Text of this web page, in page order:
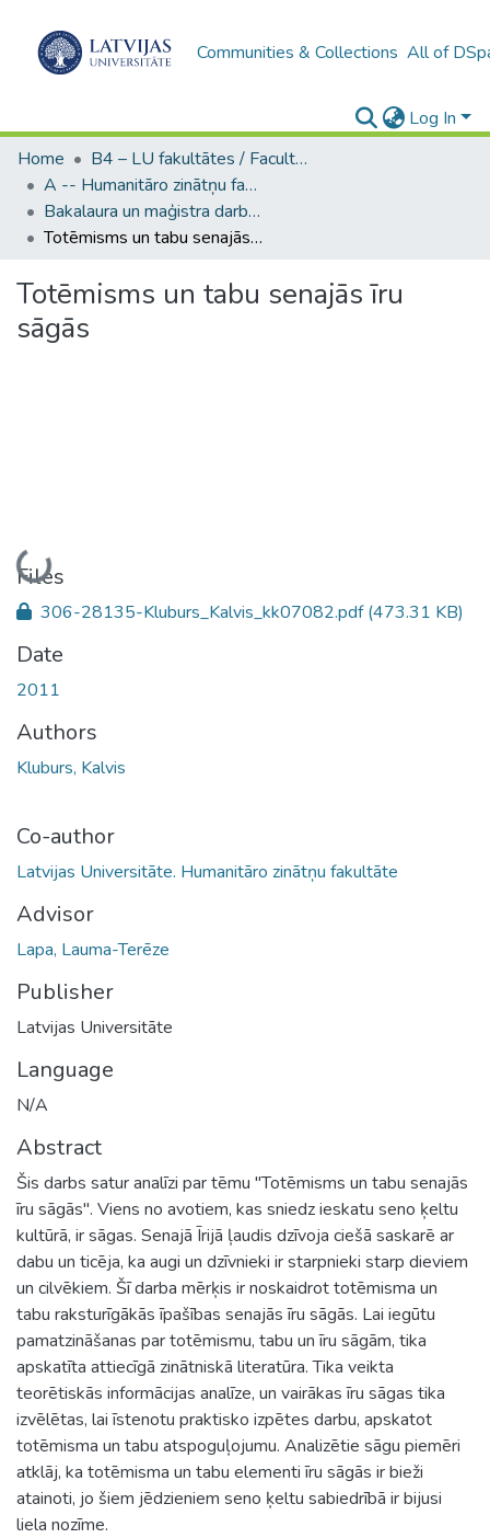
Communities & Collections All of
Log In
Home
B4 – LU fakultātes / Faculties of the UL
A -- Humanitāro zinātņu fakultāte / Faculty of Humanities
Bakalaura un maģistra darbi (HZF) / Bachelor's and Master's theses
Totēmisms un tabu senajās īru sāgās
Totēmisms un tabu senajās īru
sāgās
Loading...
Files
306-28135-Kluburs_Kalvis_kk07082.pdf(473.31 KB)
Date
2011
Authors
Kluburs, Kalvis
Co-author
Latvijas Universitāte. Humanitāro zinātņu fakultāte
Advisor
Lapa, Lauma-Terēze
Publisher
Latvijas Universitāte
Language
N/A
Abstract
Šis darbs satur analīzi par tēmu "Totēmisms un tabu senajās
īru sāgās". Viens no avotiem, kas sniedz ieskatu seno ķeltu
kultūrā, ir sāgas. Senajā Īrijā ļaudis dzīvoja ciešā saskarē ar
dabu un ticēja, ka augi un dzīvnieki ir starpnieki starp dieviem
un cilvēkiem. Šī darba mērķis ir noskaidrot totēmisma un
tabu raksturīgākās īpašības senajās īru sāgās. Lai iegūtu
pamatzināšanas par totēmismu, tabu un īru sāgām, tika
apskatīta attiecīgā zinātniskā literatūra. Tika veikta
teorētiskās informācijas analīze, un vairākas īru sāgas tika
izvēlētas, lai īstenotu praktisko izpētes darbu, apskatot
totēmisma un tabu atspoguļojumu. Analizētie sāgu piemēri
atklāj, ka totēmisma un tabu elementi īru sāgās ir bieži
atainoti, jo šiem jēdzieniem seno ķeltu sabiedrībā ir bijusi
liela nozīme.